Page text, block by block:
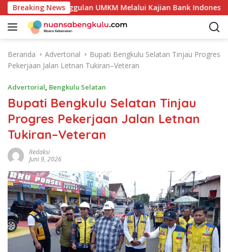
a
Breaking News
Produk Unggulan UMKM Melalui Kajian Bank Indonesia
Beranda Advertorial
Bupati Bengkulu Selatan Tinjau Progres
Pekerjaan Jalan Letnan Tukiran–Veteran
Advertorial, Bengkulu Selatan
Bupati Bengkulu Selatan Tinjau
Progres Pekerjaan Jalan Letnan
Tukiran–Veteran
Redaksi
Juni 9, 2026